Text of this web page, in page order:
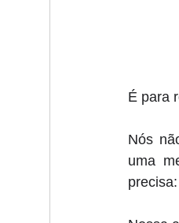
É para
Nós
uma